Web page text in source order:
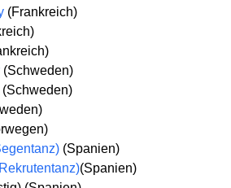
(Frankreich)
(Schweden)
(Schweden)
(Spanien)
(Spanien)